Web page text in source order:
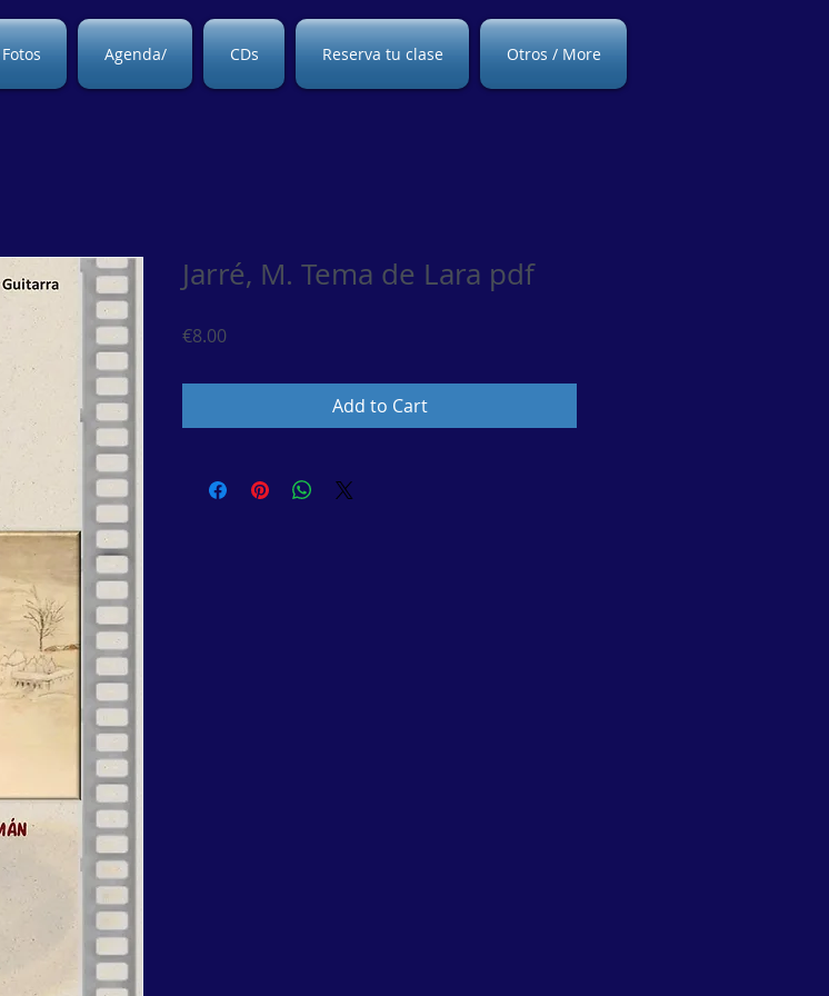
Fotos Agenda/ CDs Reserva tu clase Otros / More
Jarré, M. Tema de Lara pdf
€8.00
Add to Cart